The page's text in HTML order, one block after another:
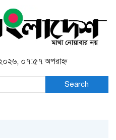
০৭:৫৭ অপরাহ্ন
Search